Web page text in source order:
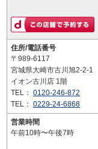
住所/電話番号
〒989-6117
宮城県大崎市古川旭2-2-1
イオン古川店 1階
TEL： 0120-246-872
TEL： 0229-24-6868
営業時間
午前10時〜午後7時